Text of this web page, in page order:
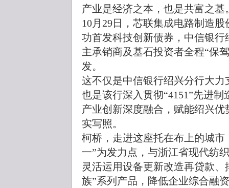
产业是经济之本，也是共富之基
10月29日，芯联集成电路制造
功首发科技创新债券，中信银
主承销商及基石投资者全程“保
发。
这不仅是中信银行绍兴分行大
也是该行深入贯彻“4151”先进
产业创新深度融合，赋能绍兴
实写照。
柯桥，走进这座托在布上的城
一”为发力点，与浙江省现代纺
灵活运用设备更新改造再贷款
族”系列产品，降低企业综合融